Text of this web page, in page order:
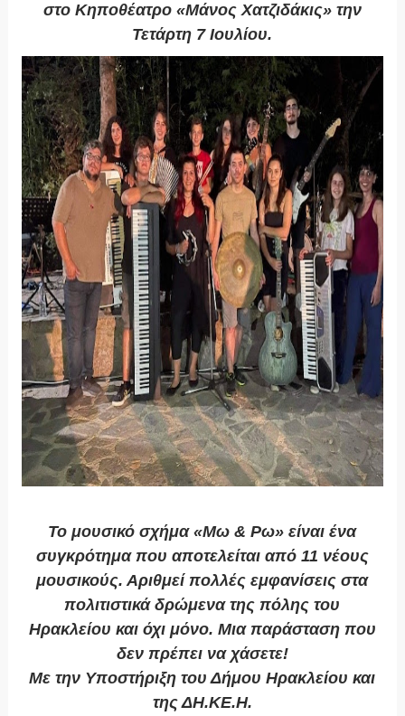
στο Κηποθέατρο «Μάνος Χατζιδάκις» την
Τετάρτη 7 Ιουλίου.
Το μουσικό σχήμα «Μω & Ρω» είναι ένα
συγκρότημα που αποτελείται από 11 νέους
μουσικούς. Αριθμεί πολλές εμφανίσεις στα
πολιτιστικά δρώμενα της πόλης του
Ηρακλείου και όχι μόνο. Μια παράσταση που
δεν πρέπει να χάσετε!
Με την Υποστήριξη του Δήμου Ηρακλείου και
της ΔΗ.ΚΕ.Η.